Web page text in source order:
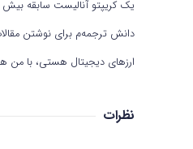
دانش ترجمه‌م برای نوشتن
ارزهای دیجیتال هستی، با من
نظرات